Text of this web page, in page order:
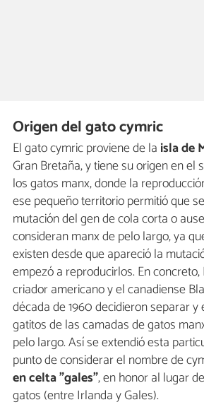
Origen del gato cymric
El gato cymric proviene de la isla de
Gran Bretaña, y tiene su origen en el
los gatos manx, donde la
ese pequeño territorio permitió que
mutación del gen de cola corta o
consideran manx de pelo largo, ya
existen desde que apareció la
empezó a reproducirlos. En
criador americano y el canadiense
década de 1960 decidieron separar
gatitos de las camadas de gatos
pelo largo. Así se extendió esta
punto de considerar el nombre de
en celta "gales", en honor al lugar
gatos (entre Irlanda y Gales).